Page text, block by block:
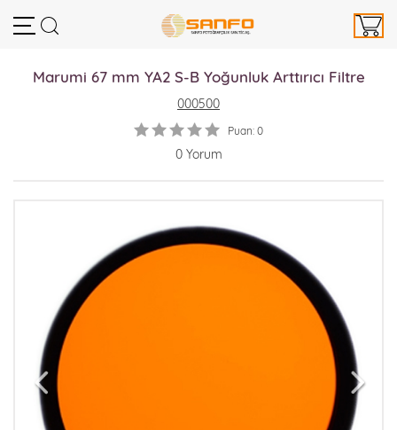
Marumi 67 mm YA2 S-B Yoğunluk Arttırıcı Filtre
000500
Puan: 0
0 Yorum